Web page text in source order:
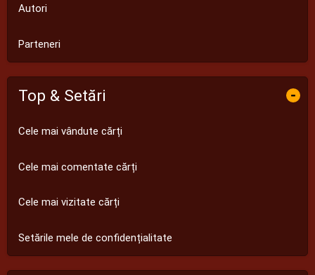
Autori
Parteneri
Top & Setări -
Cele mai vândute cărți
Cele mai comentate cărți
Cele mai vizitate cărți
Setările mele de confidențialitate